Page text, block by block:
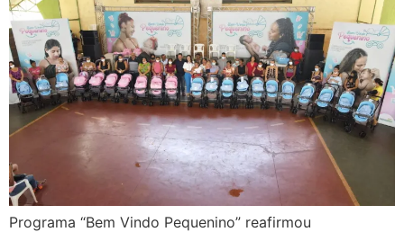
Programa “Bem Vindo Pequenino” reafirmou